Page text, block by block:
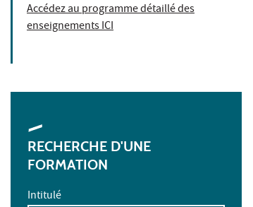
Accédez au programme détaillé des
enseignements ICI
RECHERCHE D'UNE
FORMATION
Intitulé